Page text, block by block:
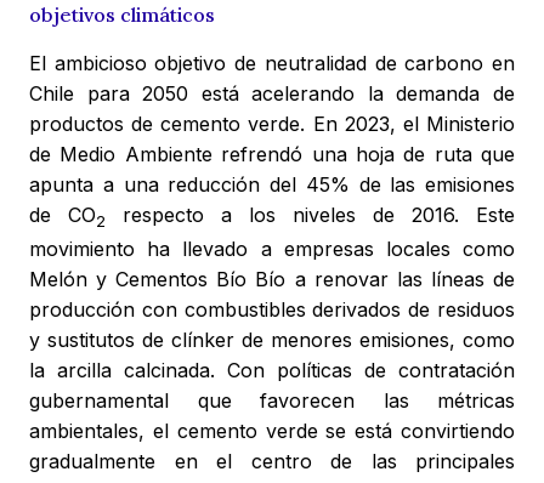
objetivos climáticos
El ambicioso objetivo de neutralidad de carbono en
Chile para 2050 está acelerando la demanda de
productos de cemento verde. En 2023, el Ministerio
de Medio Ambiente refrendó una hoja de ruta que
apunta a una reducción del 45% de las emisiones
de CO2
respecto a los niveles de 2016. Este
movimiento ha llevado a empresas locales como
Melón y Cementos Bío Bío a renovar las líneas de
producción con combustibles derivados de residuos
y sustitutos de clínker de menores emisiones, como
la arcilla calcinada. Con políticas de contratación
gubernamental que favorecen las métricas
ambientales, el cemento verde se está convirtiendo
gradualmente en el centro de las principales